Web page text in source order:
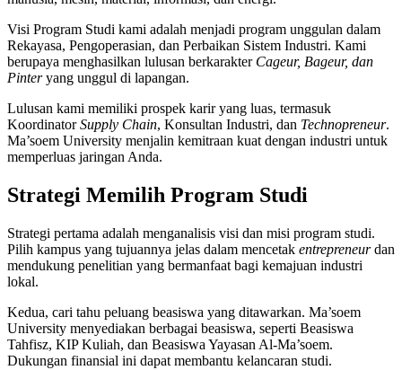
Visi Program Studi kami adalah menjadi program unggulan dalam
Rekayasa, Pengoperasian, dan Perbaikan Sistem Industri. Kami
berupaya menghasilkan lulusan berkarakter Cageur, Bageur, dan
Pinteryang unggul di lapangan.
Lulusan kami memiliki prospek karir yang luas, termasuk
KoordinatorSupply Chain, Konsultan Industri, dan Technopreneur.
Ma’soem University menjalin kemitraan kuat dengan industri untuk
memperluas jaringan Anda.
Strategi Memilih Program Studi
Strategi pertama adalah menganalisis visi dan misi program studi.
Pilih kampus yang tujuannya jelas dalam mencetak entrepreneurdan
mendukung penelitian yang bermanfaat bagi kemajuan industri
lokal.
Kedua, cari tahu peluang beasiswa yang ditawarkan. Ma’soem
University menyediakan berbagai beasiswa, seperti Beasiswa
Tahfisz, KIP Kuliah, dan Beasiswa Yayasan Al-Ma’soem.
Dukungan finansial ini dapat membantu kelancaran studi.